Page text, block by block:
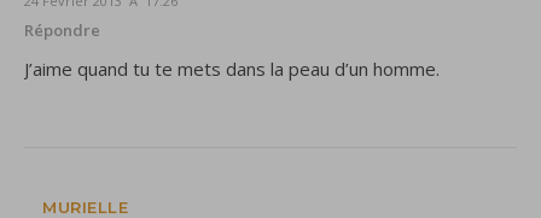
Répondre
J’aime quand tu te mets dans la peau d’un homme.
MURIELLE